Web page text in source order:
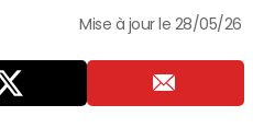
Mise à jour le 28/05/26